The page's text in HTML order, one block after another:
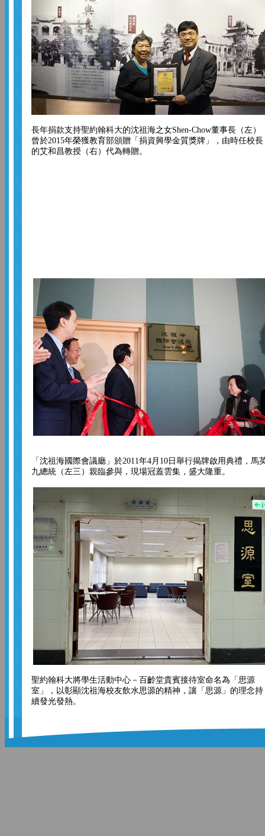
長年捐款支持聖約翰科大的沈祖海之女Shen-Chow董事長（左）
曾於2015年榮獲教育部頒贈「捐資興學金質獎牌」，由時任校長
的艾和昌教授（右）代為轉贈。
「沈祖海國際會議廳」於2011年4月10日舉行揭牌啟用典禮，馬
九總統（左三）親臨參與，現場冠蓋雲集，盛大隆重。
聖約翰科大將學生活動中心－百齡堂貴賓接待室命名為「思源
室」，以彰顯沈祖海校友飲水思源的精神，讓「思源」的理念持
續發光發熱。